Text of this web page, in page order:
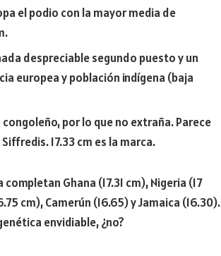
el podio con la mayor media de
despreciable segundo puesto y un
europea y población indígena (baja
por lo que no extraña. Parece
17.33 cm es la marca.
Ghana (17.31 cm), Nigeria (17
cm), Camerún (16.65) y Jamaica (16.30).
envidiable, ¿no?